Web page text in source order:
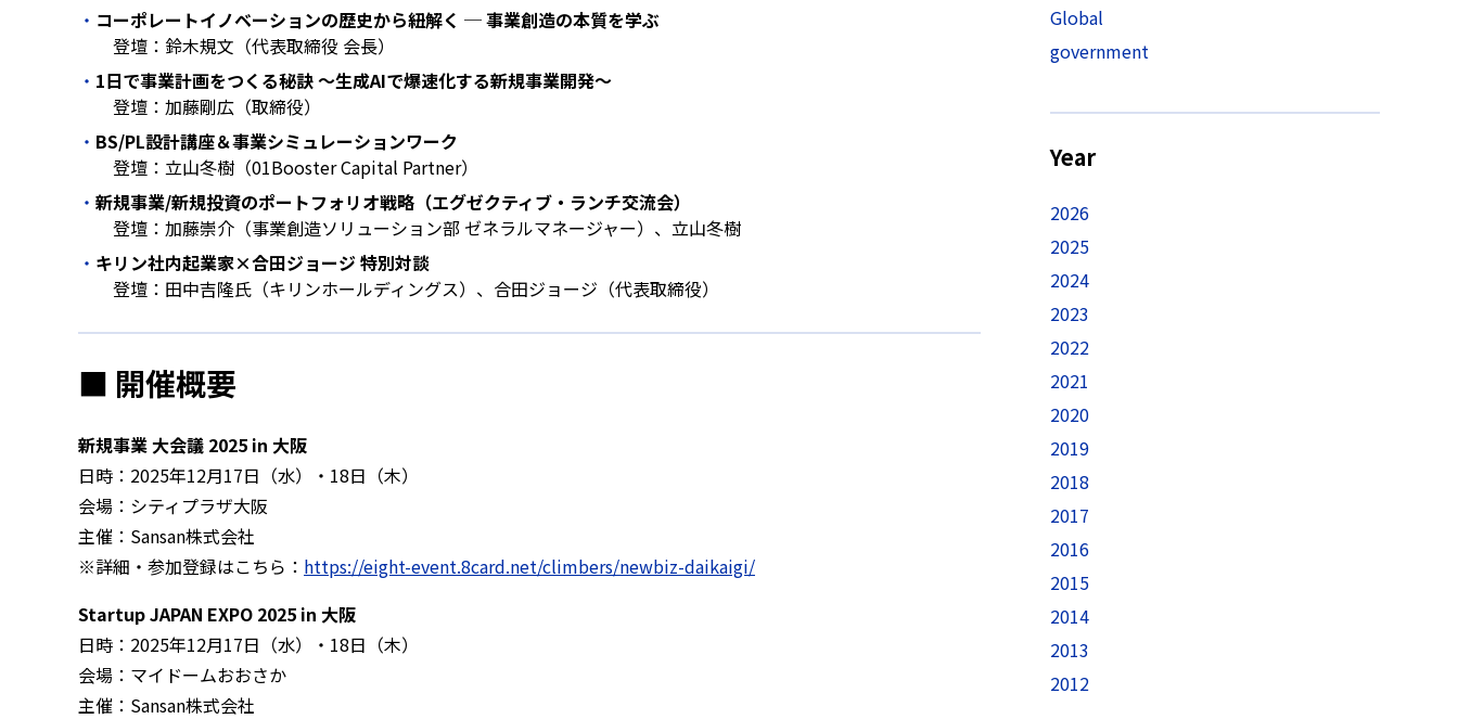
コーポレートイノベーションの歴史から紐解く ─ 事業創造の本質を学ぶ
登壇：鈴木規文（代表取締役 会長）
1日で事業計画をつくる秘訣 ～生成AIで爆速化する新規事業開発～
登壇：加藤剛広（取締役）
BS/PL設計講座＆事業シミュレーションワーク
登壇：立山冬樹（01Booster Capital Partner）
新規事業/新規投資のポートフォリオ戦略（エグゼクティブ・ランチ交流会）
登壇：加藤崇介（事業創造ソリューション部 ゼネラルマネージャー）、立山冬樹
キリン社内起業家×合田ジョージ 特別対談
登壇：田中吉隆氏（キリンホールディングス）、合田ジョージ（代表取締役）
■ 開催概要
新規事業 大会議 2025 in 大阪
日時：2025年12月17日（水）・18日（木）
会場：シティプラザ大阪
主催：Sansan株式会社
※詳細・参加登録はこちら： https://eight-event.8card.net/climbers/newbiz-daikaigi/
Startup JAPAN EXPO 2025 in 大阪
日時：2025年12月17日（水）・18日（木）
会場：マイドームおおさか
主催：Sansan株式会社
Global
government
Year
2026
2025
2024
2023
2022
2021
2020
2019
2018
2017
2016
2015
2014
2013
2012